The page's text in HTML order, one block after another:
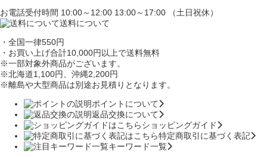
お電話受付時間 10:00～12:00 13:00～17:00 （土日祝休）
送料について
・全国一律550円
・お買い上げ合計10,000円以上で送料無料
※一部対象外商品がございます。
※北海道1,100円 、沖縄2,200円
※離島や大型商品は別途お見積りとなります。
ポイントについて
返品交換について
ショッピングガイド
特定商取引に基づく表記
キーワード一覧